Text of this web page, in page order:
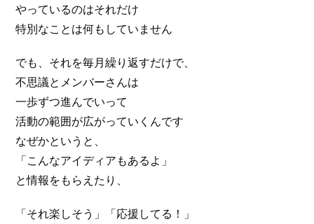
やっているのはそれだけ
特別なことは何もしていません
でも、それを毎月繰り返すだけで、
不思議とメンバーさんは
一歩ずつ進んでいって
活動の範囲が広がっていくんです
なぜかというと、
「こんなアイディアもあるよ」
と情報をもらえたり、
「それ楽しそう」「応援してる！」